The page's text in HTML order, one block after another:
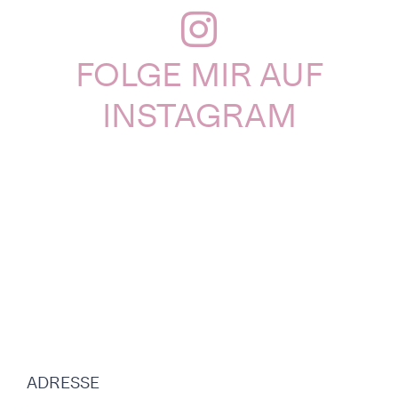
FOLGE MIR AUF
INSTAGRAM
ADRESSE